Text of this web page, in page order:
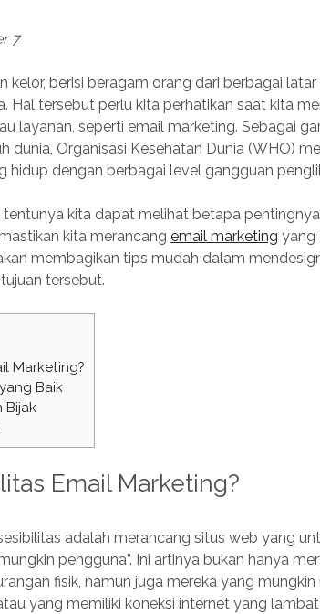
7
kelor, berisi beragam orang dari berbagai
Hal tersebut perlu kita perhatikan saat kita
layanan, seperti email marketing. Sebagai
dunia, Organisasi Kesehatan Dunia (WHO)
hidup dengan berbagai level gangguan
tentunya kita dapat melihat betapa
kita merancangemail marketing yang
membagikan tips mudah dalam
tersebut.
Marketing?
Baik
Bijak
Email Marketing?
adalah merancang situs web yang
pengguna”. Ini artinya bukan hanya
fisik, namun juga mereka yang
yang memiliki koneksi internet yang lambat